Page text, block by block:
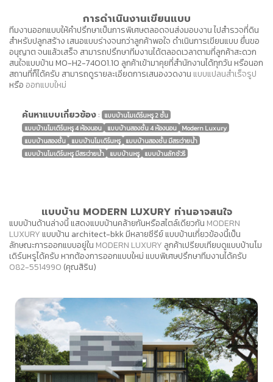
การดำเนินงานเขียนแบบ
ทีมงานออกแบบให้คำปรึกษาเป็นการพิเศษตลอดจนส่งมอบงาน ไปสำรวจที่ดิน
สำหรับปลูกสร้าง เสนอแบบร่างจนกว่าลูกค้าพอใจ ดำเนินการเขียนแบบ ยื่นขอ
อนุญาต จนแล้วเสร็จ สามารถปรึกษาทีมงานได้ตลอดเวลาตามที่ลูกค้าสะดวก
สนใจแบบบ้าน MO-H2-74001.10 ลูกค้าเข้ามาคุยที่สำนักงานได้ทุกวัน หรือนอก
สถานที่ก็ได้ครับ สามารถดูรายละเอียดการเสนองวดงาน แบบแปลนสำเร็จรูป
หรือ ออกแบบใหม่
ค้นหาแบบเกี่ยวข้อง: แบบบ้านโมเดิร์นหรู 2 ชั้น
แบบบ้านโมเดิร์นหรู 4 ห้องนอน
แบบบ้านสองชั้น 4 ห้องนอน Modern Luxury
แบบบ้านสองชั้น
แบบบ้านโมเดิร์นหรู แบบบ้านสองชั้น มีสระว่ายน้ำ
แบบบ้านโมเดิร์นหรู มีสระว่ายน้ำ
แบบบ้านหรู แบบบ้านลักซัวรี
แบบบ้าน MODERN LUXURY ท่านอาจสนใจ
แบบบ้านด้านล่างนี้ แสดงแบบบ้านคล้ายกันหรือสไตล์เดียวกัน MODERN
LUXURYแบบบ้าน architect-bkk มีหลายซีรีย์ แบบบ้านเกี่ยวข้องนี้เป็น
ลักษณะการออกแบบอยู่ใน MODERN LUXURY ลูกค้าเปรียบเทียบดูแบบบ้านโม
เดิร์นหรูได้ครับ หากต้องการออกแบบใหม่ แบบพิเศษปรึกษาทีมงานได้ครับ
082-5514990 (คุณสิริน)